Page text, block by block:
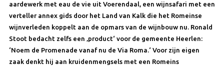
aardewerk met eau de vie uit Voerendaal, een wijnsafari met een
verteller annex gids door het Land van Kalk die het Romeinse
wijnverleden koppelt aan de opmars van de wijnbouw nu. Ronald
Stoot bedacht zelfs een ‚product‘ voor de gemeente Heerlen:
‘Noem de Promenade vanaf nu de Via Roma.‘ Voor zijn eigen
zaak denkt hij aan kruidenmengsels met een Romeins